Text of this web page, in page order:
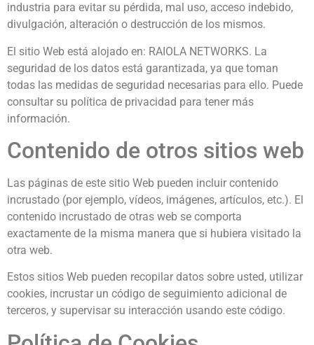
industria para evitar su pérdida, mal uso, acceso indebido,
divulgación, alteración o destrucción de los mismos.
El sitio Web está alojado en: RAIOLA NETWORKS. La
seguridad de los datos está garantizada, ya que toman
todas las medidas de seguridad necesarias para ello. Puede
consultar su política de privacidad para tener más
información.
Contenido de otros sitios web
Las páginas de este sitio Web pueden incluir contenido
incrustado (por ejemplo, vídeos, imágenes, artículos, etc.). El
contenido incrustado de otras web se comporta
exactamente de la misma manera que si hubiera visitado la
otra web.
Estos sitios Web pueden recopilar datos sobre usted, utilizar
cookies, incrustar un código de seguimiento adicional de
terceros, y supervisar su interacción usando este código.